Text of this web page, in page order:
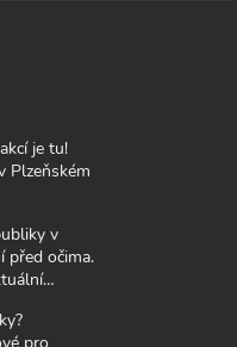
je tu!
Plzeňském
v
před očima.
pro